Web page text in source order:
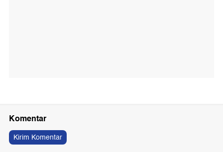
Komentar
Kirim Komentar